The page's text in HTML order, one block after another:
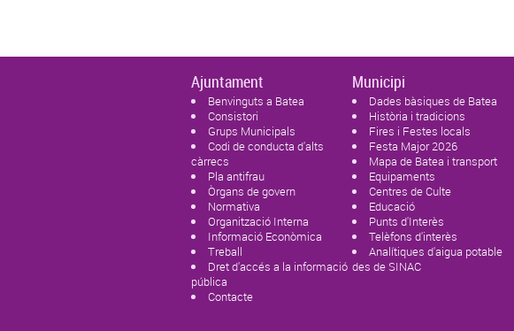
Ajuntament
Benvinguts a Batea
Consistori
Grups Municipals
Codi de conducta d'alts
càrrecs
Pla antifrau
Òrgans de govern
Normativa
Organització Interna
Informació Econòmica
Treball
Dret d'accés a la informació
pública
Contacte
Municipi
Dades bàsiques de Batea
Història i tradicions
Fires i Festes locals
Festa Major 2026
Mapa de Batea i transport
Equipaments
Centres de Culte
Educació
Punts d'Interès
Telèfons d'interès
Analítiques d'aigua potable
des de SINAC